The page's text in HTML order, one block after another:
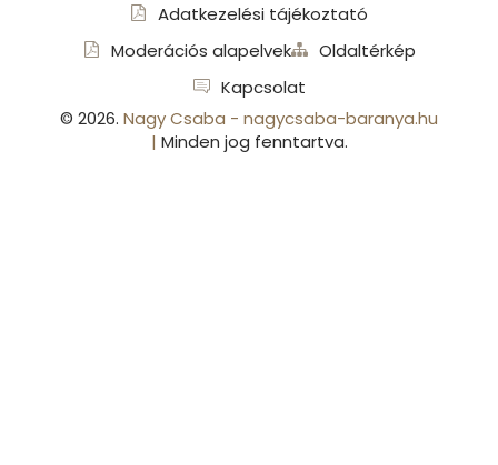
Adatkezelési tájékoztató
Moderációs alapelvek
Oldaltérkép
Kapcsolat
© 2026. Nagy Csaba - nagycsaba-baranya.hu
| Minden jog fenntartva.